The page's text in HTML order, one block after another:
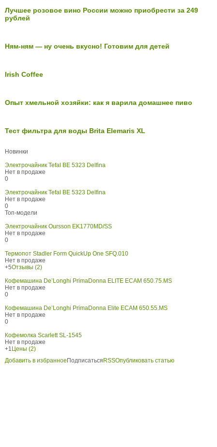
Лучшее розовое вино России можно приобрести за 249
рублей
Ням-ням — ну очень вкусно! Готовим для детей
Irish Coffee
Опыт хмельной хозяйки: как я варила домашнее пиво
Тест фильтра для воды Brita Elemaris XL
Новинки
Электрочайник Tefal BE 5323 Delfina
Нет в продаже
0
Электрочайник Tefal BE 5323 Delfina
Нет в продаже
0
Топ-модели
Электрочайник Oursson EK1770MD/SS
Нет в продаже
0
Термопот Stadler Form QuickUp One SFQ.010
Нет в продаже
+5Отзывы (2)
Кофемашина De’Longhi PrimaDonna ELITE ECAM 650.75.MS
Нет в продаже
0
Кофемашина De’Longhi PrimaDonna Elite ECAM 650.55.MS
Нет в продаже
0
Кофемолка Scarlett SL-1545
Нет в продаже
+1 Цены (2)
Добавить в избранное Подписаться RSSОпубликовать статью